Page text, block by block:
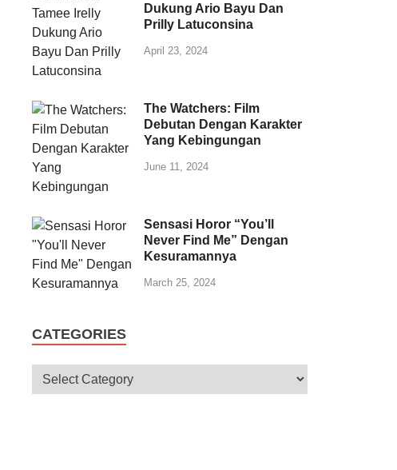
Dukung Ario Bayu Dan
Prilly Latuconsina
April 23, 2024
The Watchers: Film
Debutan Dengan Karakter
Yang Kebingungan
June 11, 2024
Sensasi Horor “You’ll
Never Find Me” Dengan
Kesuramannya
March 25, 2024
CATEGORIES